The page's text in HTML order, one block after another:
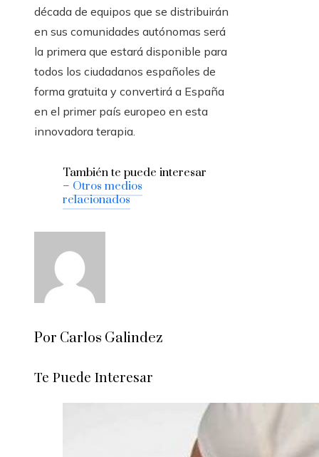
década de equipos que se distribuirán
en sus comunidades autónomas será
la primera que estará disponible para
todos los ciudadanos españoles de
forma gratuita y convertirá a España
en el primer país europeo en esta
innovadora terapia.
También te puede interesar
– Otros medios
relacionados
Por Carlos Galindez
Te Puede Interesar